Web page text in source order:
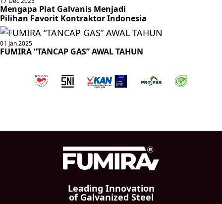
Mengapa Plat Galvanis Menjadi
Pilihan Favorit Kontraktor Indonesia
01 Jan 2025
FUMIRA “TANCAP GAS” AWAL TAHUN
Leading Innovation
of Galvanized Steel